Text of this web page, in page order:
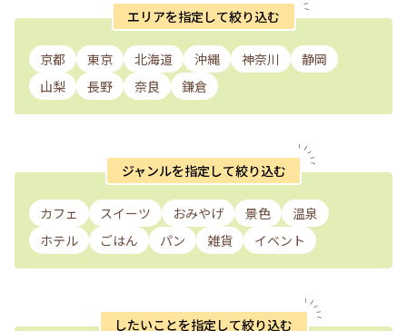
エリアを指定して絞り込む
京都 東京 北海道 沖縄 神奈川
静岡
山梨
長野 奈良 鎌倉
ジャンルを指定して絞り込む
カフェ スイーツ おみやげ 景色
温泉
ホテル
ごはん パン 雑貨 イベント
したいことを指定して絞り込む